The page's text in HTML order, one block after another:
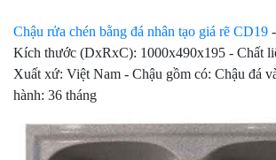
Chậu rửa chén bằng đá nhân tạo giá rẽ CD19
Kích thước (DxRxC): 1000x490x195 - Chất
Xuất xứ: Việt Nam - Chậu gồm có: Chậu đá
hành: 36 tháng